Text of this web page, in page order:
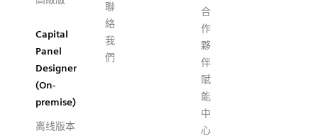
Capital
Panel
Designer
(On-
premise)
离线版本
聯
絡
我
們
合
作
夥
伴
賦
能
中
心